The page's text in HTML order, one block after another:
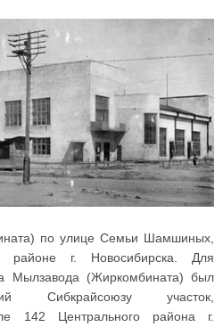
по улице Семьи Шамшиных,
г. Новосибирска. Для
Мылзавода (Жиркомбината) был
Сибкрайсоюзу участок,
142 Центрального района г.